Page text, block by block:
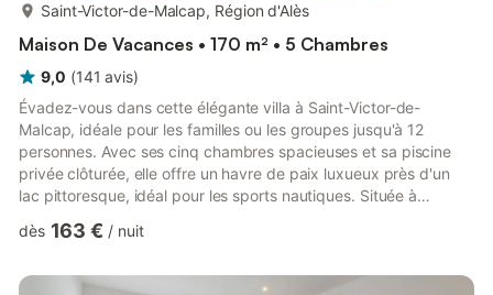
Saint-Victor-de-Malcap, Région d'Alès
Maison De Vacances • 170 m² • 5 Chambres
9,0 (141 avis)
Évadez-vous dans cette élégante villa à Saint-Victor-de-
Malcap, idéale pour les familles ou les groupes jusqu'à 12
personnes. Avec ses cinq chambres spacieuses et sa piscine
privée clôturée, elle offre un havre de paix luxueux près d'un
lac pittoresque, idéal pour les sports nautiques. Située à
centre-ville, la villa allie confort et commodité. Le chauffage
ouverte, la terrasse et le jardin invitent à la détente et aux repas
dès 163 € / nuit